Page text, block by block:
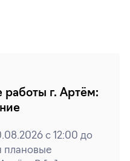
г. Артём:
с 12:00 до
плановые